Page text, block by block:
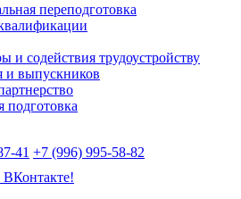
переподготовка
и содействия трудоустройству
и выпускников
подготовка
41 +7 (996) 995-58-82